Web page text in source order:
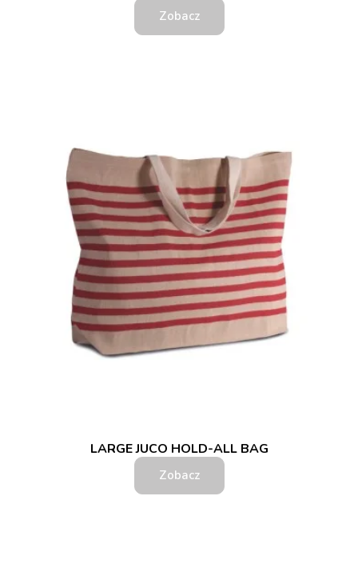
Zobacz
LARGE JUCO HOLD-ALL BAG
Zobacz